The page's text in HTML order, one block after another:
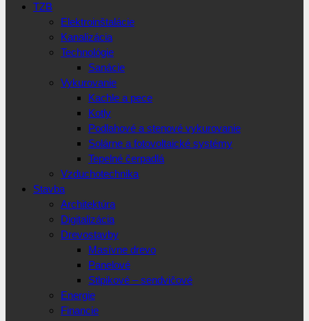
TZB
Elektroinštalácie
Kanalizácia
Technológie
Sanácie
Vykurovanie
Kachle a pece
Kotly
Podlahové a stenové vykurovanie
Solárne a fotovoltaické systémy
Tepelné čerpadlá
Vzduchotechnika
Stavba
Architektúra
Digitalizácia
Drevostavby
Masívne drevo
Panelové
Stlpikové – sendvičové
Energie
Financie